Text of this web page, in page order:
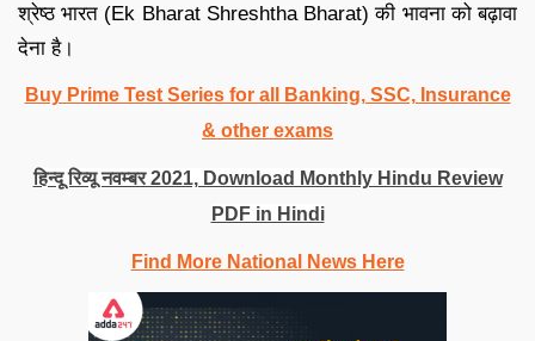
श्रेष्ठ भारत (Ek Bharat Shreshtha Bharat) की भावना को बढ़ावा
देना है।
Buy Prime Test Series for all Banking, SSC, Insurance
& other exams
हिन्दू रिव्यू नवम्बर 2021, Download Monthly Hindu Review
PDF in Hindi
Find More National News Here